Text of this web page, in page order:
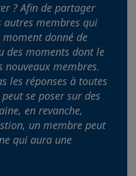
? Afin de partager
autres membres qui
donné de
des moments dont le
membres.
les réponses à toutes
se poser sur des
en revanche,
un membre peut
qui aura une